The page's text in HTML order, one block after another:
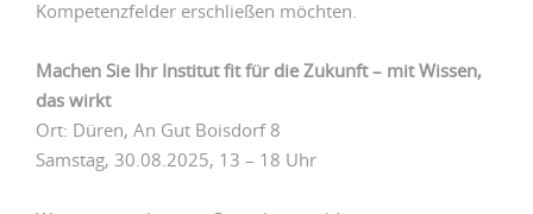
Kompetenzfelder erschließen möchten.
Machen Sie Ihr Institut fit für die Zukunft – mit Wissen,
das wirkt
Ort: Düren, An Gut Boisdorf 8
Samstag, 30.08.2025, 13 – 18 Uhr